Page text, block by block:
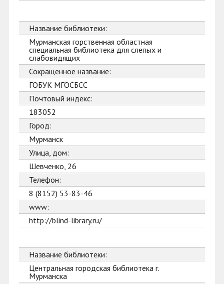
Название библиотеки:
Мурманская горственная областная
специальная библиотека для слепых и
слабовидящих
Сокращенное название:
ГОБУК МГОСБСС
Почтовый индекс:
183052
Город:
Мурманск
Улица, дом:
Шевченко, 26
Телефон:
8 (8152) 53-83-46
www:
http://blind-library.ru/
Название библиотеки:
Центральная городская библиотека г.
Мурманска